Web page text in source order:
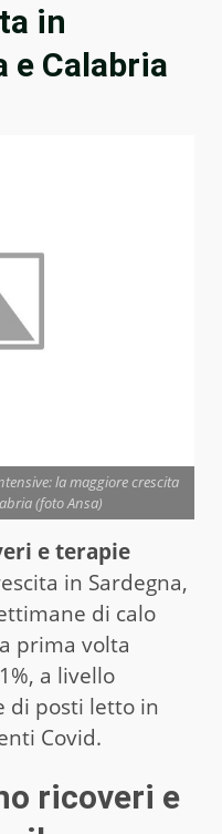
in
e Calabria
la maggiore crescita
(foto Ansa)
e terapie
in Sardegna,
di calo
prima volta
a livello
di posti letto in
Covid.
ricoveri e